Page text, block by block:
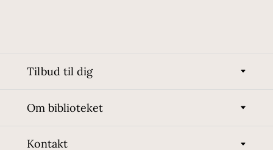
Tilbud til dig
Om biblioteket
Kontakt